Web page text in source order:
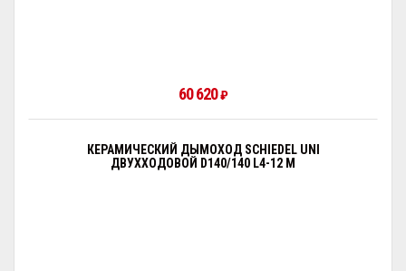
60 620₽
КЕРАМИЧЕСКИЙ ДЫМОХОД SCHIEDEL UNI
ДВУХХОДОВОЙ D140/140 L4-12 М